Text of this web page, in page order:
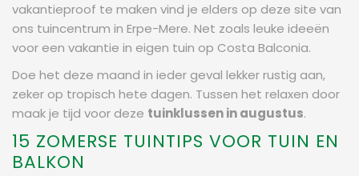
vakantieproof te maken vind je elders op deze site van
ons tuincentrum in Erpe-Mere. Net zoals leuke ideeën
voor een vakantie in eigen tuin op Costa Balconia.
Doe het deze maand in ieder geval lekker rustig aan,
zeker op tropisch hete dagen. Tussen het relaxen door
maak je tijd voor deze tuinklussen in augustus.
15 ZOMERSE TUINTIPS VOOR TUIN EN
BALKON